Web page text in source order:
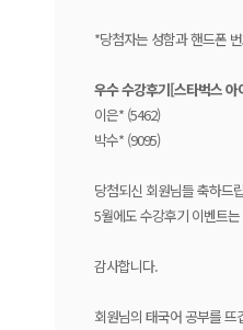
*당첨자는 성함과 핸드폰
우수 수강후기[스타벅스 아
이은* (5462)
박수* (9095)
당첨되신 회원님들 축하드
5월에도 수강후기 이벤트
감사합니다.
회원님의 태국어 공부를